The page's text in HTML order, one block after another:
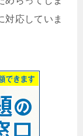
対応していま